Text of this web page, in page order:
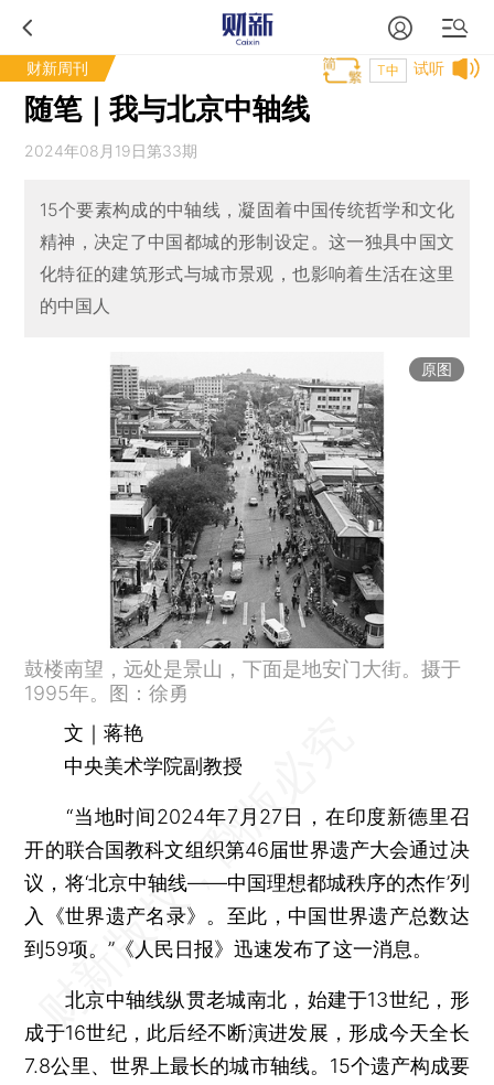
财新周刊 试听
T中
随笔｜我与北京中轴线
2024年08月19日第33期
15个要素构成的中轴线，凝固着中国传统哲学和文化
精神，决定了中国都城的形制设定。这一独具中国文
化特征的建筑形式与城市景观，也影响着生活在这里
的中国人
原图
鼓楼南望，远处是景山，下面是地安门大街。摄于
1995年。图：徐勇
文｜蒋艳
中央美术学院副教授
“当地时间2024年7月27日，在印度新德里召
开的联合国教科文组织第46届世界遗产大会通过决
议，将‘北京中轴线——中国理想都城秩序的杰作’列
入《世界遗产名录》。至此，中国世界遗产总数达
到59项。”《人民日报》迅速发布了这一消息。
北京中轴线纵贯老城南北，始建于13世纪，形
成于16世纪，此后经不断演进发展，形成今天全长
7.8公里、世界上最长的城市轴线。15个遗产构成要